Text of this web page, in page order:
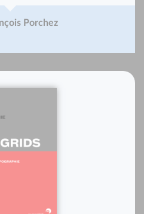
Porchez